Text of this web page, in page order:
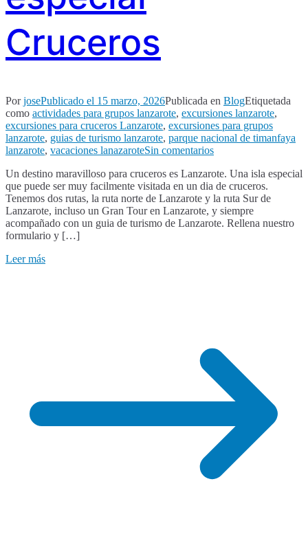
Cruceros
PorjosePublicado el 15 marzo, 2026Publicada en BlogEtiquetada
como actividades para grupos lanzarote, excursiones lanzarote,
excursiones para cruceros Lanzarote, excursiones para grupos
lanzarote, guias de turismo lanzarote, parque nacional de timanfaya
lanzarote, vacaciones lanazaroteSin comentariosen
para
grupos
Lanzarote,
especial
Cruceros
Un destino maravilloso para cruceros es Lanzarote. Una isla especial
que puede ser muy facilmente visitada en un dia de cruceros.
Tenemos dos rutas, la ruta norte de Lanzarote y la ruta Sur de
Lanzarote, incluso un Gran Tour en Lanzarote, y siempre
acompañado con un guia de turismo de Lanzarote. Rellena nuestro
formulario y […]
Leer más